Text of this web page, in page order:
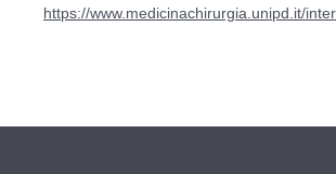
https://www.medicinachirurgia.unipd.it/